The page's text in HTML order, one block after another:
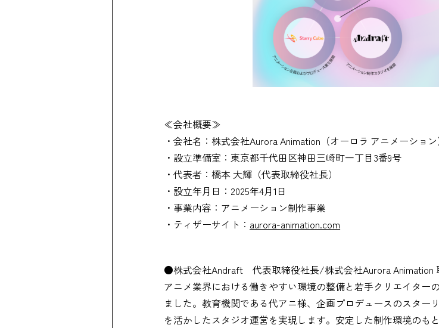
≪会社概要≫
・会社名：株式会社Aurora Animation（オーロラ アニメーション
・設立準備室：東京都千代田区神田三崎町一丁目3番9号
・代表者：橋本 大輝（代表取締役社長）
・設立年月日：2025年4月1日
・事業内容：アニメーション制作事業
・ティザーサイト： aurora-animation.com
●株式会社Andraft 代表取締役社長/株式会社Aurora Animation
アニメ業界における働きやすい環境の整備と若手クリエイター
ました。教育機関である代アニ様、企画プロデュースのスター
を活かしたスタジオ運営を実現します。安定した制作環境のも